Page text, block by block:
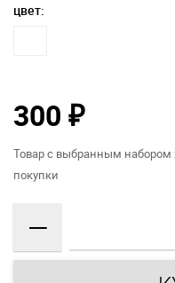
цвет:
300 ₽
Товар с выбранным набором
покупки
—